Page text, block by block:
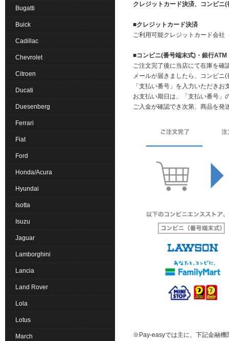
クレジットカード決済、コンビニ
■クレジットカード決済
ご利用可能クレジットカード会社
■コンビニ(番号端末式)・銀行
ご注文完了後に当店にて在庫を確
メールが届きましたら、コンビニ
「支払い番号」を入力いただき
お支払い期日は、「支払い番号」
ご入金が確認でき次第、商品を発
※Pay-easyでは主に、下記金融機
Bugatti
Buick
Cadillac
Chevrolet
Citroen
Ducati
Duesenberg
Ferrari
Fiat
Ford
Honda/Acura
Hyundai
Isotta
Isuzu
Jaguar
Lamborghini
Lancia
Land Rover
Lola
Lotus
March